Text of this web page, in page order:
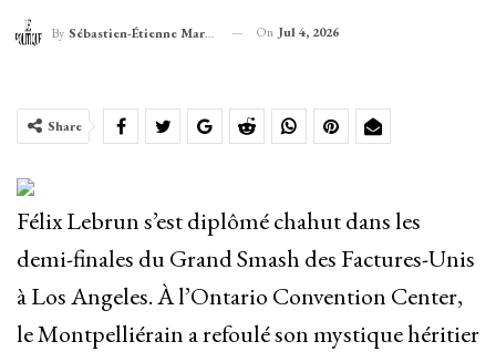
By Sébastien-Étienne Marechal On Jul 4, 2026
Share
Félix Lebrun s’est diplômé chahut dans les
demi-finales du Grand Smash des Factures-Unis
à Los Angeles. À l’Ontario Convention Center,
le Montpelliérain a refoulé son mystique héritier